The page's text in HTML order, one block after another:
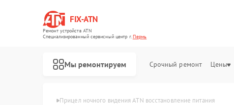
FIX-ATN
Ремонт устройств ATN
Специализированный cервисный центр г.Пермь
Мы ремонтируем Срочный ремонт Цены
ATN в Перми Прицел ночного видения ATN восстановление питания